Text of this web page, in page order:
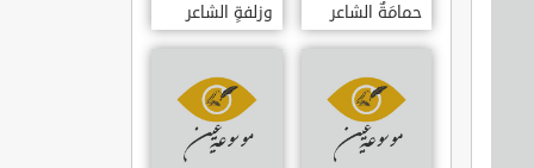
حمامَةٌ الشاعر
العوام بن عقبة
وزلفةٍ الشاعر
العوام بن عقبة